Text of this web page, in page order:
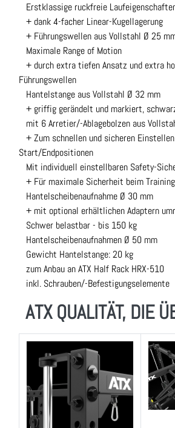
Erstklassige ruckfreie
+ dank 4-facher Linear-Kugellagerung
+ Führungswellen aus Vollstahl Ø 25
Maximale Range of Motion
+ durch extra tiefen Ansatz und extra
Führungswellen
Hantelstange aus Vollstahl Ø 32 mm
+ griffig gerändelt und markiert,
mit 6 Arretier/-Ablagebolzen aus
+ Zum schnellen und sicheren
Start/Endpositionen
Mit individuell einstellbaren Safety-
+ Für maximale Sicherheit beim Training
Hantelscheibenaufnahme Ø 30 mm
+ mit optional erhältlichen Adaptern
Schwer belastbar - bis 150 kg
Hantelscheibenaufnahmen Ø 50 mm
Gewicht Hantelstange: 20 kg
zum Anbau an ATX Half Rack HRX-510
inkl. Schrauben/-Befestigungselemente
ATX QUALITÄT, DIE